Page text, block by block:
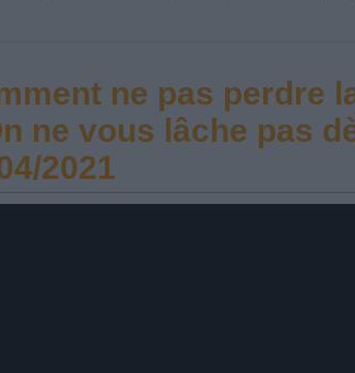
ne pas perdre
ne vous lâche pas
2021